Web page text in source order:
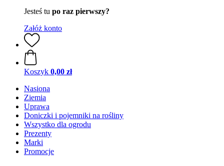
Jesteś tu po raz pierwszy?
Załóż konto
Koszyk 0,00 zł
Nasiona
Ziemia
Uprawa
Doniczki i pojemniki na rośliny
Wszystko dla ogrodu
Prezenty
Marki
Promocje